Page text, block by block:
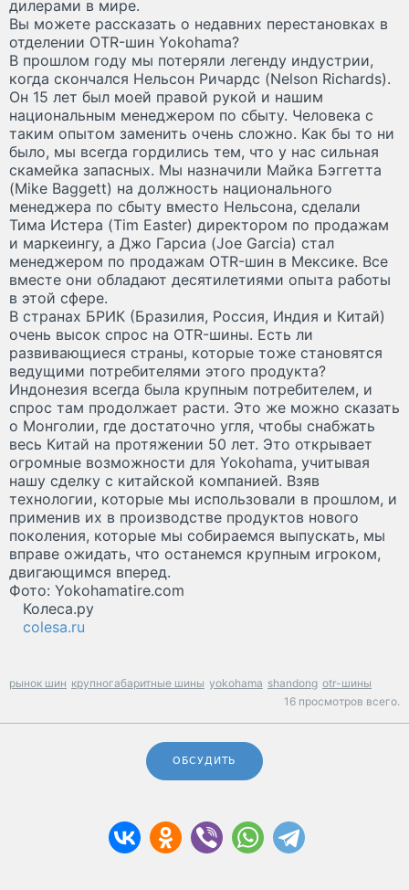
дилерами в мире.
Вы можете рассказать о недавних перестановках в
отделении OTR-шин Yokohama?
В прошлом году мы потеряли легенду индустрии,
когда скончался Нельсон Ричардс (Nelson Richards).
Он 15 лет был моей правой рукой и нашим
национальным менеджером по сбыту. Человека с
таким опытом заменить очень сложно. Как бы то ни
было, мы всегда гордились тем, что у нас сильная
скамейка запасных. Мы назначили Майка Бэггетта
(Mike Baggett) на должность национального
менеджера по сбыту вместо Нельсона, сделали
Тима Истера (Tim Easter) директором по продажам
и маркеингу, а Джо Гарсиа (Joe Garcia) стал
менеджером по продажам OTR-шин в Мексике. Все
вместе они обладают десятилетиями опыта работы
в этой сфере.
В странах БРИК (Бразилия, Россия, Индия и Китай)
очень высок спрос на OTR-шины. Есть ли
развивающиеся страны, которые тоже становятся
ведущими потребителями этого продукта?
Индонезия всегда была крупным потребителем, и
спрос там продолжает расти. Это же можно сказать
о Монголии, где достаточно угля, чтобы снабжать
весь Китай на протяжении 50 лет. Это открывает
огромные возможности для Yokohama, учитывая
нашу сделку с китайской компанией. Взяв
технологии, которые мы использовали в прошлом, и
применив их в производстве продуктов нового
поколения, которые мы собираемся выпускать, мы
вправе ожидать, что останемся крупным игроком,
двигающимся вперед.
Фото: Yokohamatire.com
Колеса.ру
colesa.ru
рынок шин крупногабаритные шины yokohama shandong otr-шины
16 просмотров всего.
ОБСУДИТЬ